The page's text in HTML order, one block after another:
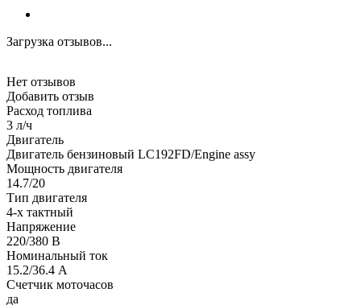
Загрузка отзывов...
Нет отзывов
Добавить отзыв
Расход топлива
3 л/ч
Двигатель
Двигатель бензиновый LC192FD/Engine assy
Мощность двигателя
14.7/20
Тип двигателя
4-х тактный
Напряжение
220/380 В
Номинальный ток
15.2/36.4 А
Счетчик моточасов
да